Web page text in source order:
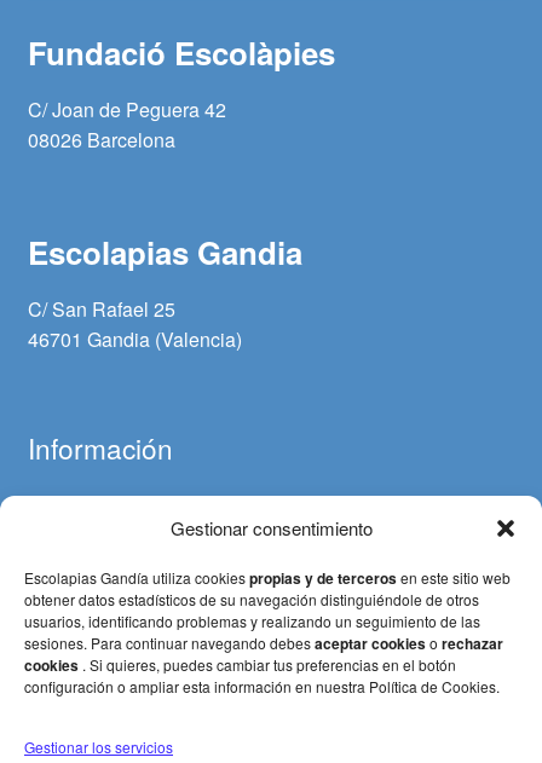
Gestionar consentimiento
Escolapias Gandía utiliza cookiespropias y de tercerosen este sitio web
obtener datos estadísticos de su navegación distinguiéndole de otros
usuarios, identificando problemas y realizando un seguimiento de las
sesiones. Para continuar navegando debesaceptar cookieso rechazar
cookies . Si quieres, puedes cambiar tus preferencias en el botón
configuración o ampliar esta información en nuestra Política de Cookies.
Gestionar los servicios
Fundació Escolàpies
C/ Joan de Peguera 42
08026 Barcelona
Escolapias Gandia
C/ San Rafael 25
46701 Gandia (Valencia)
Información
Política de cookies
Política de privacidad
Términos y condiciones (Pagos y devoluciones)